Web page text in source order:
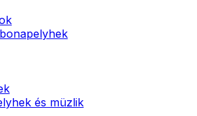
és müzlik